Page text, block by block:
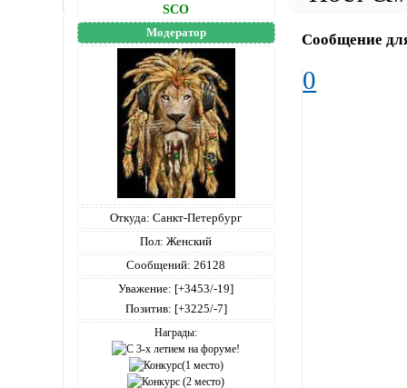
SCO
Модератор
Откуда: Санкт-Петербург
Пол: Женский
Сообщений: 26128
Уважение: [+3453/-19]
Позитив: [+3225/-7]
Награды:
Сообщение
0